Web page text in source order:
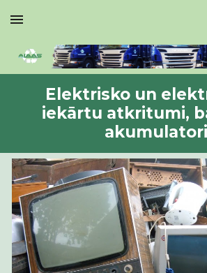
Skip to main content
Elektrisko un
iekārtu atkritumi,
akumulatori